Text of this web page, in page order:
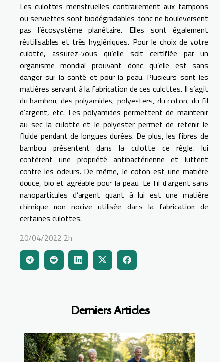
Derniers Articles
Les culottes menstruelles contrairement aux tampons
ou serviettes sont biodégradables donc ne bouleversent
pas l’écosystème planétaire. Elles sont également
réutilisables et très hygiéniques. Pour le choix de votre
culotte, assurez-vous qu’elle soit certifiée par un
organisme mondial prouvant donc qu’elle est sans
danger sur la santé et pour la peau. Plusieurs sont les
matières servant à la fabrication de ces culottes. Il s’agit
du bambou, des polyamides, polyesters, du coton, du fil
d’argent, etc. Les polyamides permettent de maintenir
au sec la culotte et le polyester permet de retenir le
fluide pendant de longues durées. De plus, les fibres de
bambou présentent dans la culotte de règle, lui
confèrent une propriété antibactérienne et luttent
contre les odeurs. De même, le coton est une matière
douce, bio et agréable pour la peau. Le fil d’argent sans
nanoparticules d’argent quant à lui est une matière
chimique non nocive utilisée dans la fabrication de
certaines culottes.
20/04/2022 2h